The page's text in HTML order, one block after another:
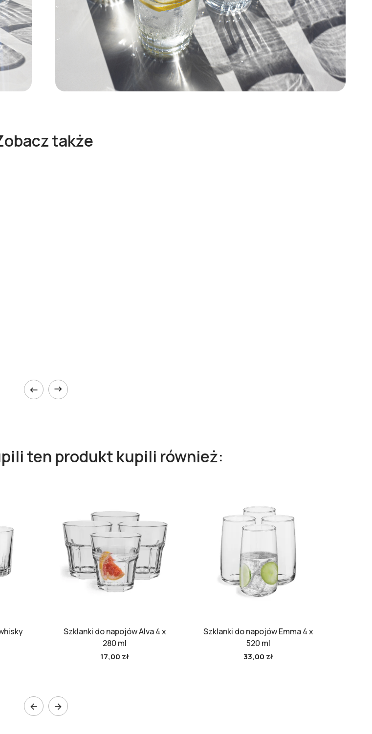
także
 
ten produkt kupili również:
Szklanki do napojów Alva 4 x
280 ml
17,00 zł
Szklanki do napojów Emma 4 x
520 ml
33,00 zł
 